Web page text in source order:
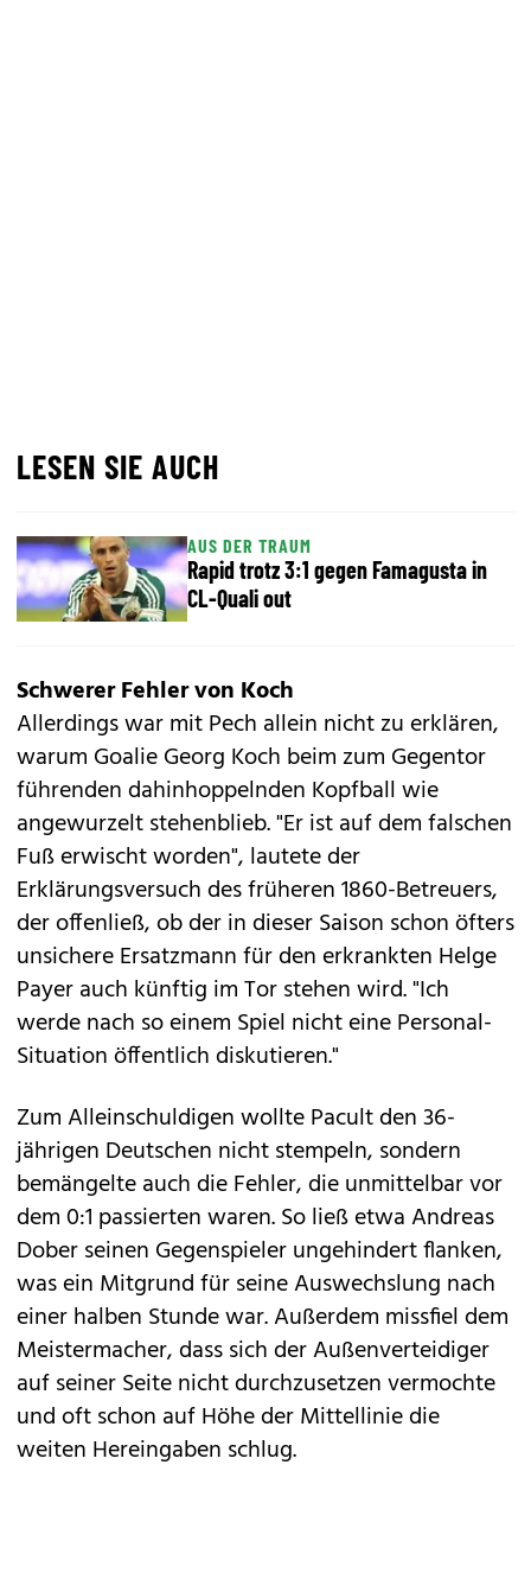
LESEN SIE AUCH
AUS DER TRAUM
Rapid trotz 3:1 gegen Famagusta in
CL-Quali out
Schwerer Fehler von Koch
Allerdings war mit Pech allein nicht zu erklären,
warum Goalie Georg Koch beim zum Gegentor
führenden dahinhoppelnden Kopfball wie
angewurzelt stehenblieb. "Er ist auf dem falschen
Fuß erwischt worden", lautete der
Erklärungsversuch des früheren 1860-Betreuers,
der offenließ, ob der in dieser Saison schon öfters
unsichere Ersatzmann für den erkrankten Helge
Payer auch künftig im Tor stehen wird. "Ich
werde nach so einem Spiel nicht eine Personal-
Situation öffentlich diskutieren."
Zum Alleinschuldigen wollte Pacult den 36-
jährigen Deutschen nicht stempeln, sondern
bemängelte auch die Fehler, die unmittelbar vor
dem 0:1 passierten waren. So ließ etwa Andreas
Dober seinen Gegenspieler ungehindert flanken,
was ein Mitgrund für seine Auswechslung nach
einer halben Stunde war. Außerdem missfiel dem
Meistermacher, dass sich der Außenverteidiger
auf seiner Seite nicht durchzusetzen vermochte
und oft schon auf Höhe der Mittellinie die
weiten Hereingaben schlug.